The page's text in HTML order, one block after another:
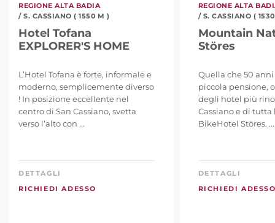
REGIONE ALTA BADIA
/ S. CASSIANO ( 1550 M )
Hotel Tofana
EXPLORER'S HOME
L’Hotel Tofana è forte, informale e
moderno, semplicemente diverso
! In posizione eccellente nel
centro di San Cassiano, svetta
verso l’alto con ...
DETTAGLI
RICHIEDI ADESSO
REGIONE ALTA
/ S. CASSIANO (
Mountain
Störes
Quella che 50 anni
piccola pensione,
degli hotel più
Cassiano e di tutta
BikeHotel Störes. ...
DETTAGLI
RICHIEDI